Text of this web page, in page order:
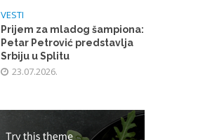
VESTI
Prijem za mladog šampiona:
Petar Petrović predstavlja
Srbiju u Splitu
23.07.2026.